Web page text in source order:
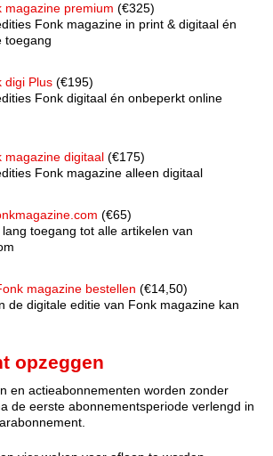
magazine premium (€325)
Fonk magazine in print & digitaal én
toegang
digi Plus (€195)
Fonk digitaal én onbeperkt online
magazine digitaal (€175)
Fonk magazine alleen digitaal
(€65)
toegang tot alle artikelen van
magazine bestellen (€14,50)
de digitale editie van Fonk magazine kan
opzeggen
en actieabonnementen worden zonder
de eerste abonnementsperiode verlengd in